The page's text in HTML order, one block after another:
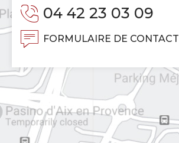
04 42 23 03 09
FORMULAIRE DE CONTACT